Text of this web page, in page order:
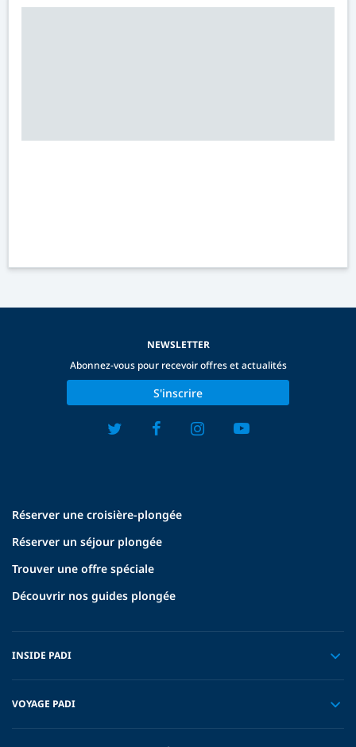
Réserver une croisière-plongée
Réserver un séjour plongée
Trouver une offre spéciale
Découvrir nos guides plongée
INSIDE PADI
VOYAGE PADI
NEWSLETTER
Abonnez-vous pour recevoir offres et actualités
S'inscrire